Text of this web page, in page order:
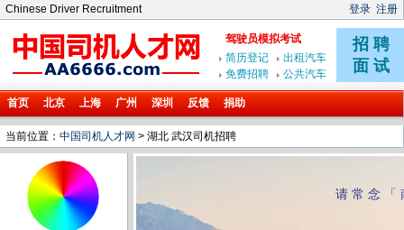
Chinese Driver Recruitment 登录 注册
首页 北京 上海 广州 深圳 反馈 捐助
当前位置： 中国司机人才网 > 湖北 武汉司机招聘
请常念